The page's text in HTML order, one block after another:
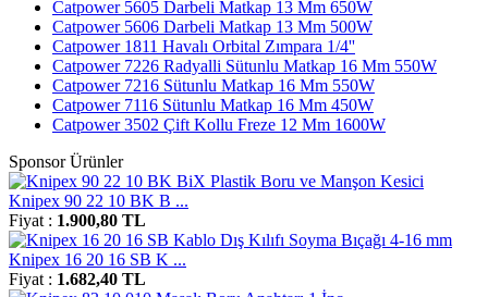
Catpower 5605 Darbeli Matkap 13 Mm 650W
Catpower 5606 Darbeli Matkap 13 Mm 500W
Catpower 1811 Havalı Orbital Zımpara 1/4''
Catpower 7226 Radyalli Sütunlu Matkap 16 Mm 550W
Catpower 7216 Sütunlu Matkap 16 Mm 550W
Catpower 7116 Sütunlu Matkap 16 Mm 450W
Catpower 3502 Çift Kollu Freze 12 Mm 1600W
Sponsor Ürünler
Knipex 90 22 10 BK B ...
Fiyat : 1.900,80 TL
Knipex 16 20 16 SB K ...
Fiyat : 1.682,40 TL